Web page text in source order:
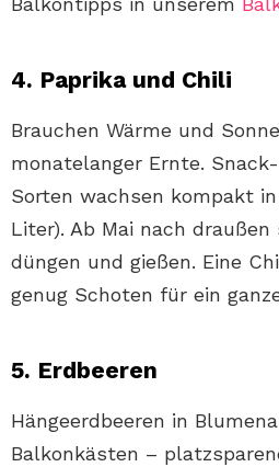
4. Paprika und Chili
Brauchen Wärme und
monatelanger Ernte.
Sorten wachsen kompakt in
Liter). Ab Mai nach
düngen und gießen. Eine
genug Schoten für ein
5. Erdbeeren
Hängeerdbeeren in
Balkonkästen –